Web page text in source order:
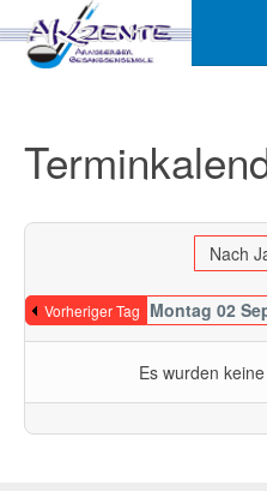
Nach
Vorheriger Tag Montag 02
Es wurden